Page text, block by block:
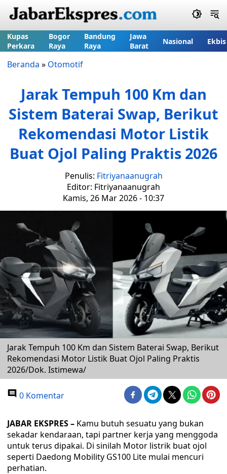
Kupas
Perkara
Bogor
Raya
Bandung
Raya
Jawa
Barat
Nasional Ekbis
Beranda » Otomotif
Jarak Tempuh 100 Km dan
Sistem Baterai Swap, Berikut
Rekomendasi Motor Listik
Buat Ojol Paling Praktis 2026
Penulis: Fitriyanaanugrah
Editor: Fitriyanaanugrah
Kamis, 26 Mar 2026 - 10:37
Jarak Tempuh 100 Km dan Sistem Baterai Swap, Berikut
Rekomendasi Motor Listik Buat Ojol Paling Praktis
2026/Dok. Istimewa/
0 Komentar
JABAR EKSPRES – Kamu butuh sesuatu yang bukan
sekadar kendaraan, tapi partner kerja yang menggoda
untuk terus dipakai. Di sinilah Motor listrik buat ojol
seperti Daedong Mobility GS100 Lite mulai mencuri
perhatian.